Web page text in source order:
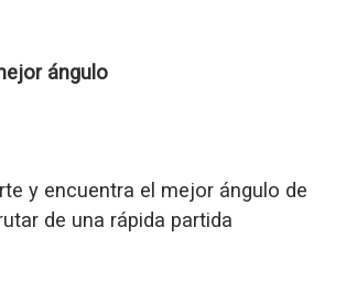
ángulo
y encuentra el mejor ángulo de
de una rápida partida